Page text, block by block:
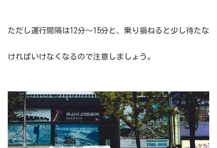
ただし運行間隔は12分〜15分と、乗り損ねると少し待たな
ければいけなくなるので注意しましょう。